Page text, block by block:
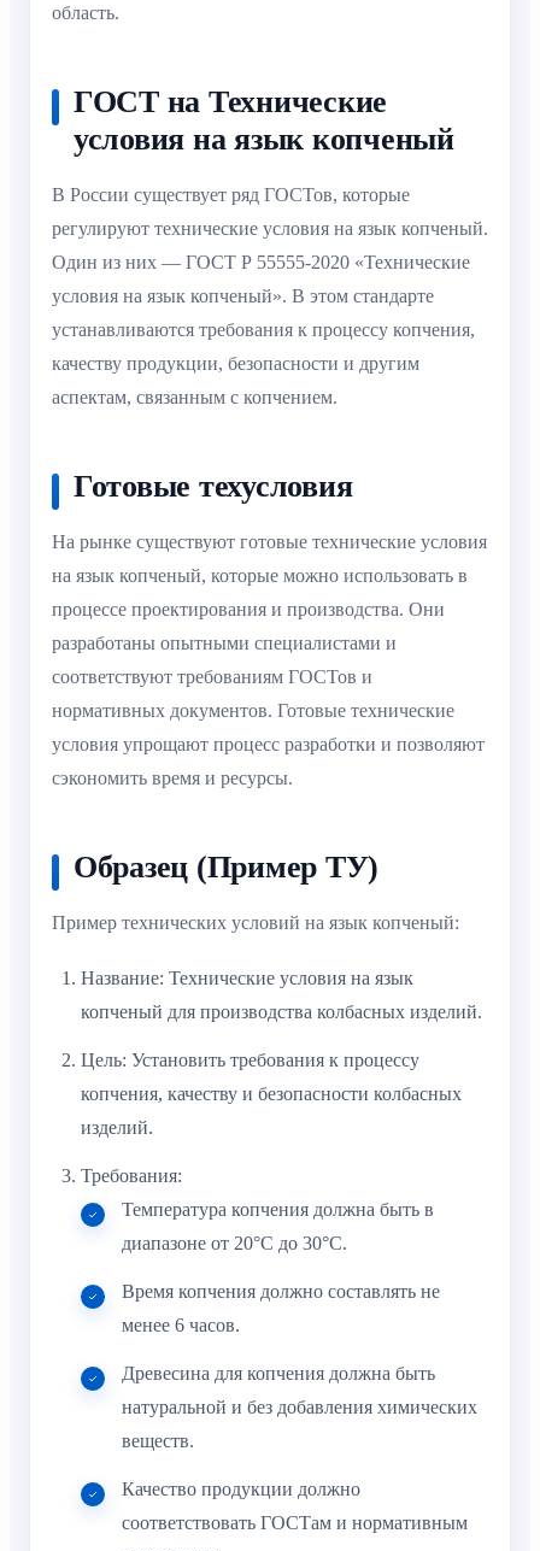
область.
ГОСТ на Технические
условия на язык копченый
В России существует ряд ГОСТов, которые
регулируют технические условия на язык копченый.
Один из них — ГОСТ Р 55555-2020 «Технические
условия на язык копченый». В этом стандарте
устанавливаются требования к процессу копчения,
качеству продукции, безопасности и другим
аспектам, связанным с копчением.
Готовые техусловия
На рынке существуют готовые технические условия
на язык копченый, которые можно использовать в
процессе проектирования и производства. Они
разработаны опытными специалистами и
соответствуют требованиям ГОСТов и
нормативных документов. Готовые технические
условия упрощают процесс разработки и позволяют
сэкономить время и ресурсы.
Образец (Пример ТУ)
Пример технических условий на язык копченый:
Название: Технические условия на язык
копченый для производства колбасных изделий.
Цель: Установить требования к процессу
копчения, качеству и безопасности колбасных
изделий.
Требования:
Температура копчения должна быть в
диапазоне от 20°C до 30°C.
Время копчения должно составлять не
менее 6 часов.
Древесина для копчения должна быть
натуральной и без добавления химических
веществ.
Качество продукции должно
соответствовать ГОСТам и нормативным